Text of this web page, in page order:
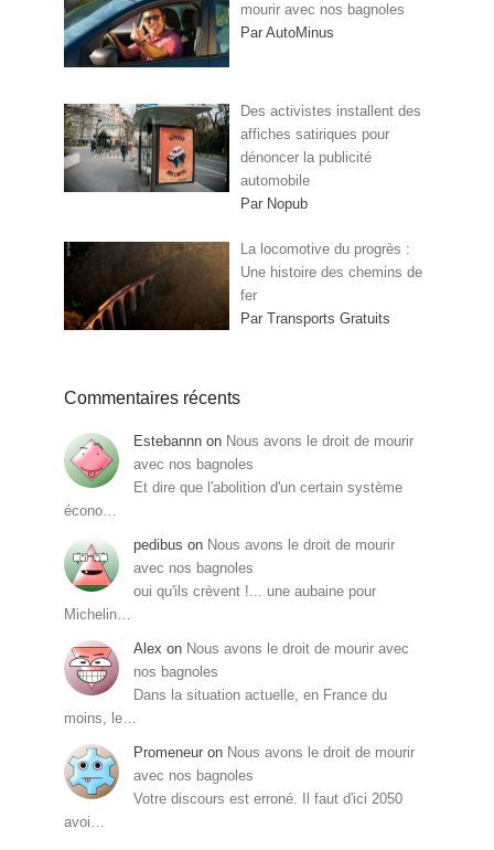
mourir avec nos bagnoles
Par AutoMinus
Des activistes installent des
affiches satiriques pour
dénoncer la publicité
automobile
Par Nopub
La locomotive du progrès :
Une histoire des chemins de
fer
Par Transports Gratuits
Commentaires récents
Estebannn on Nous avons le droit de mourir
avec nos bagnoles
Et dire que l'abolition d'un certain système
écono…
pedibus on Nous avons le droit de mourir
avec nos bagnoles
oui qu'ils crèvent !... une aubaine pour
Michelin…
Alex on Nous avons le droit de mourir avec
nos bagnoles
Dans la situation actuelle, en France du
moins, le…
Promeneur on Nous avons le droit de mourir
avec nos bagnoles
Votre discours est erroné. Il faut d'ici 2050
avoi…